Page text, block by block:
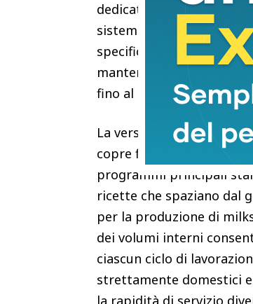
dedicate, il movimento
sistema rileva il
specifica ricetta.
mantenimento della
fino al momento del
La versatilità operativa
copre fino a sedici
programmi principali
ricette che spaziano dal
per la produzione di
dei volumi interni
ciascun ciclo di
strettamente domestici
la rapidità di servizio